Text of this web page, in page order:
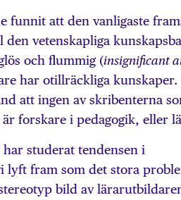
funnit att den vanligaste
vetenskapliga
och flummig (insignificant
har otillräckliga kunskaper.
att ingen av skribenterna
forskare i pedagogik, eller
studerat tendensen i
lyft fram som det stora
bild av